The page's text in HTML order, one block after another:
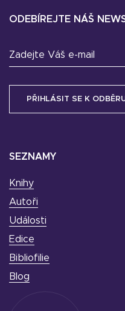
SEZNAMY
Knihy
Autoři
Události
Edice
Bibliofilie
Blog
ODEBÍREJTE NÁŠ
Zadejte Váš e-mail